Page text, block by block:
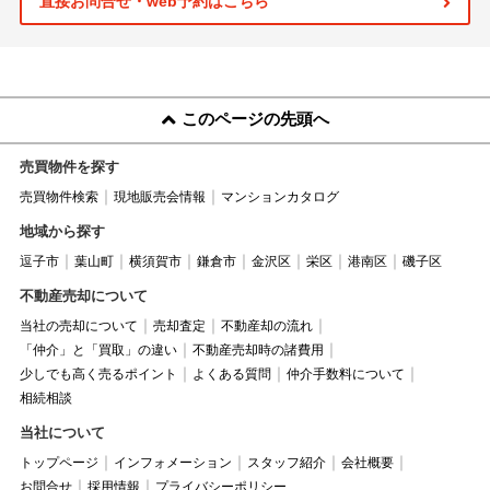
このページの先頭へ
売買物件を探す
売買物件検索 現地販売会情報 マンションカタログ
地域から探す
逗子市 葉山町 横須賀市 鎌倉市 金沢区 栄区 港南区 磯子区
不動産売却について
当社の売却について 売却査定
不動産却の流れ
「仲介」と「買取」の違い
不動産売却時の諸費用
少しでも高く売るポイント
よくある質問
仲介手数料について
相続相談
当社について
トップページ インフォメーション スタッフ紹介
会社概要
お問合せ
採用情報 プライバシーポリシー